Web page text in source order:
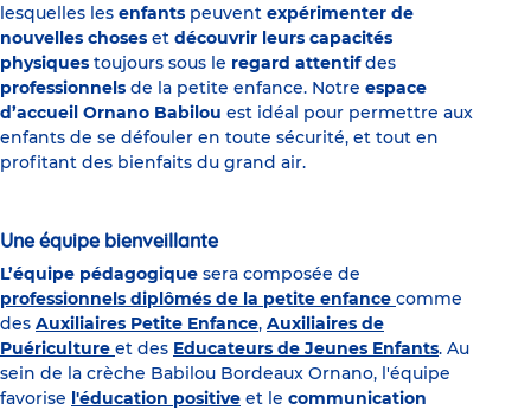
lesquelles les enfants peuvent expérimenter de
nouvelles choses et découvrir leurs capacités
physiques toujours sous le regard attentifdes
professionnels de la petite enfance. Notre espace
d’accueil Ornano Babilou est idéal pour permettre aux
enfants de se défouler en toute sécurité, et tout en
profitant des bienfaits du grand air.
Une équipe bienveillante
L’équipe pédagogique sera composée de
professionnels diplômés de la petite enfance comme
des Auxiliaires Petite Enfance, Auxiliaires de
Puériculture et des Educateurs de Jeunes Enfants. Au
sein de la crèche Babilou Bordeaux Ornano, l'équipe
favorise l'éducation positive et le communication